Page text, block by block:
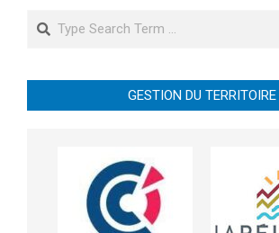
Search
GESTION DU TERRITOIRE